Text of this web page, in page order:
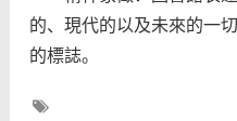
的、現代的以及未來的一
的標誌。